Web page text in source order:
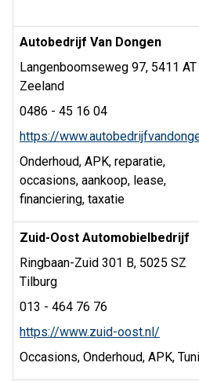
Autobedrijf Van Dongen
Langenboomseweg 97, 5411 AT
Zeeland
0486 - 45 16 04
https://
Onderhoud, APK, reparatie,
occasions, aankoop, lease,
financiering, taxatie
Zuid-Oost Automobielbedrijf
Ringbaan-Zuid 301 B, 5025 SZ
Tilburg
013 - 464 76 76
https://www.zuid-oost.nl/
Occasions, Onderhoud, APK,